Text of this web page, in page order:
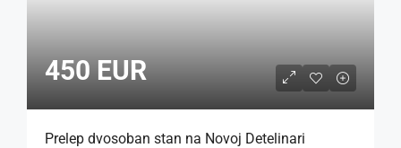
450 EUR
Prelep dvosoban stan na Novoj Detelinari